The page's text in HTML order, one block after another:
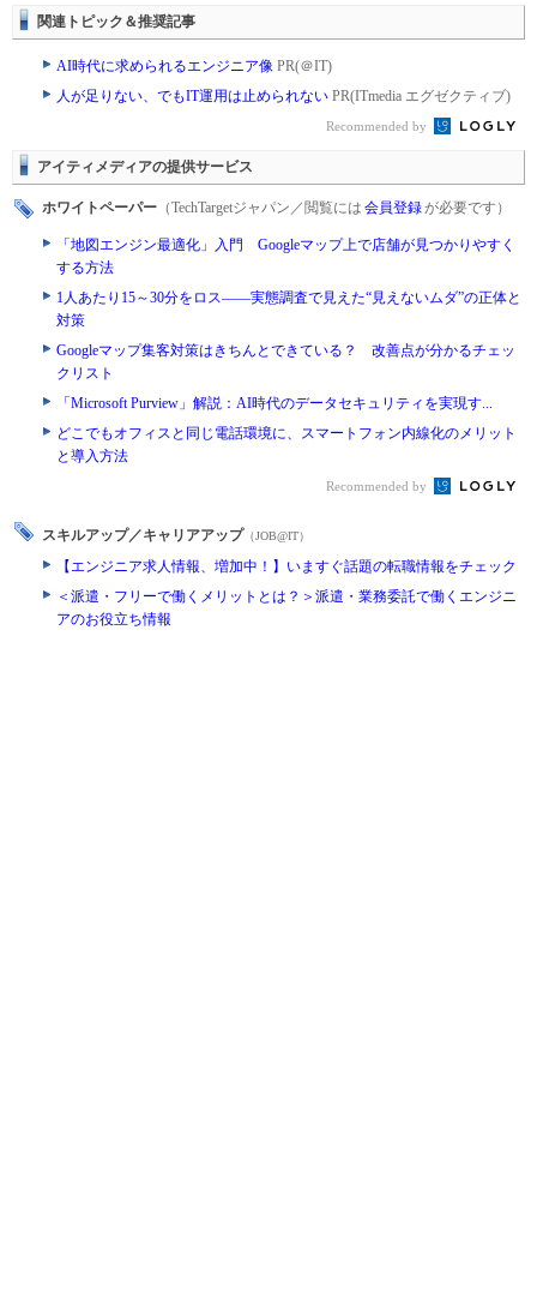
関連トピック＆推奨記事
AI時代に求められるエンジニア像 PR(＠IT)
人が足りない、でもIT運用は止められない PR(ITmedia エグゼクティブ)
Recommended by
アイティメディアの提供サービス
ホワイトペーパー （TechTargetジャパン／閲覧には 会員登録が必要です）
「地図エンジン最適化」入門 Googleマップ上で店舗が見つかりやすく
する方法
1人あたり15～30分をロス――実態調査で見えた“見えないムダ”の正体と
対策
Googleマップ集客対策はきちんとできている？ 改善点が分かるチェッ
クリスト
「Microsoft Purview」解説：AI時代のデータセキュリティを実現す...
どこでもオフィスと同じ電話環境に、スマートフォン内線化のメリット
と導入方法
Recommended by
スキルアップ／キャリアアップ （JOB@IT）
【エンジニア求人情報、増加中！】いますぐ話題の転職情報をチェック
＜派遣・フリーで働くメリットとは？＞派遣・業務委託で働くエンジニ
アのお役立ち情報